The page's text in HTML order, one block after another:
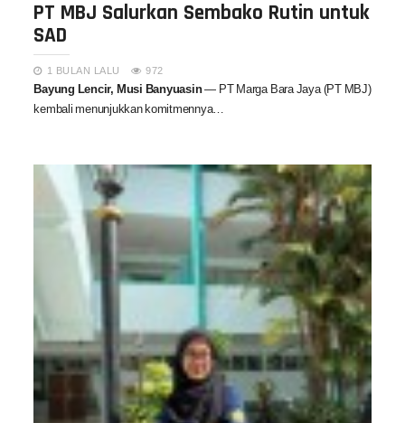
PT MBJ Salurkan Sembako Rutin untuk
SAD
1 BULAN LALU 972
Bayung Lencir, Musi Banyuasin— PT Marga Bara Jaya (PT MBJ)
kembali menunjukkan komitmennya…